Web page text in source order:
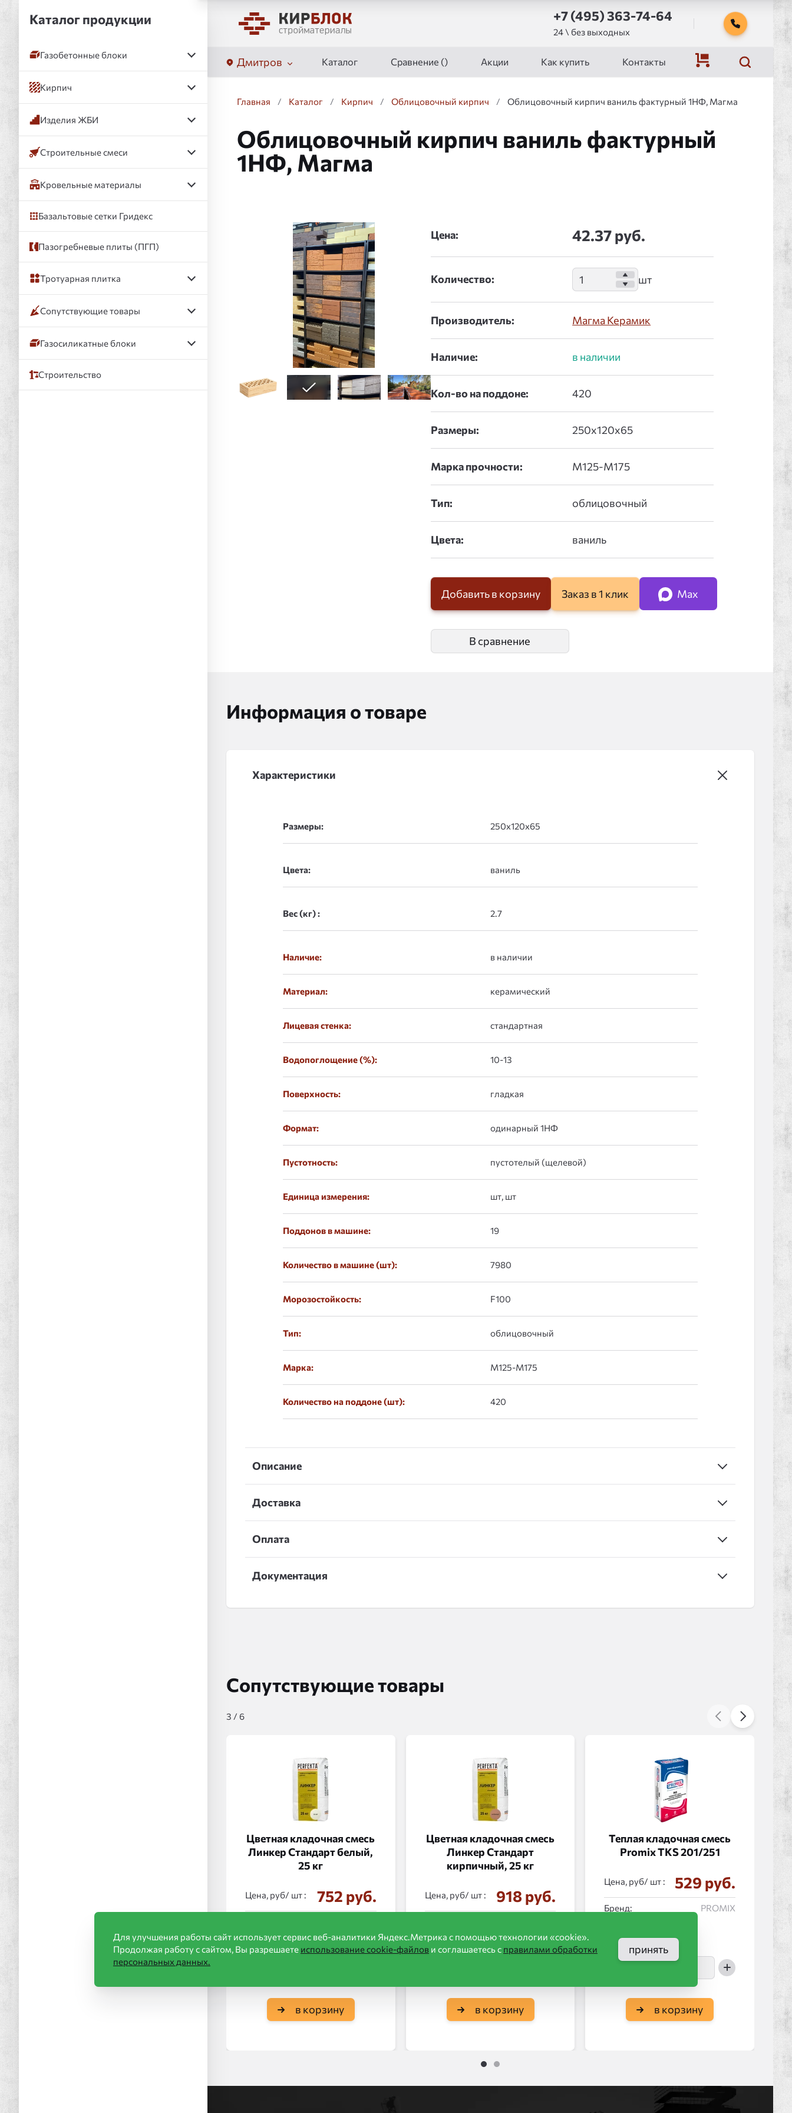
+7 (495) 363-74-64
24 \ без выходных
Дмитров Каталог Сравнение () Акции Как купить Контакты
Главная / Каталог / Кирпич / Облицовочный кирпич / Облицовочный кирпич ваниль фактурный 1НФ, Магма
Облицовочный кирпич ваниль фактурный
1НФ, Магма
Цена: 42.37 руб.
Количество:
Производитель: Магма Керамик
Наличие:
Кол-во на поддоне:
Размеры:
Марка прочности:
Тип:
Цвета:
Добавить в корзину Заказ в 1 клик Max
В сравнение
Информация о товаре
Характеристики
Размеры:
Цвета:
Вес (кг) :
Наличие: в наличии
Материал: керамический
Лицевая стенка: стандартная
Водопоглощение (%): 10-13
Поверхность: гладкая
Формат: одинарный 1НФ
Пустотность: пустотелый (щелевой)
Единица измерения: шт, шт
Поддонов в машине: 19
Количество в машине (шт): 7980
Морозостойкость: F100
Тип: облицовочный
Марка: М125-М175
Количество на поддоне (шт): 420
Описание
Доставка
Оплата
Документация
Сопутствующие товары
Цветная кладочная смесь
Линкер Стандарт белый,
25 кг
Цена, руб/ : 752 руб.
в корзину
Цветная кладочная смесь
Линкер Стандарт
кирпичный, 25 кг
Цена, руб/ : 918 руб.
в корзину
Теплая кладочная смесь
Promix ТКS 201/251
Цена, руб/ : 529 руб.
Бренд: PROMIX
в корзину
3 / 6
1 2
Каталог продукции
Газобетонные блоки
Кирпич
Изделия ЖБИ
Строительные смеси
Кровельные материалы
Базальтовые сетки Гридекс
Пазогребневые плиты (ПГП)
Тротуарная плитка
Сопутствующие товары
Газосиликатные блоки
Строительство
Для улучшения работы сайт использует сервис веб-аналитики Яндекс.Метрика с помощью технологии «cookie».
Продолжая работу с сайтом, Вы разрешаете использование cookie-файлов и соглашаетесь с правилами обработки
персональных данных.
принять